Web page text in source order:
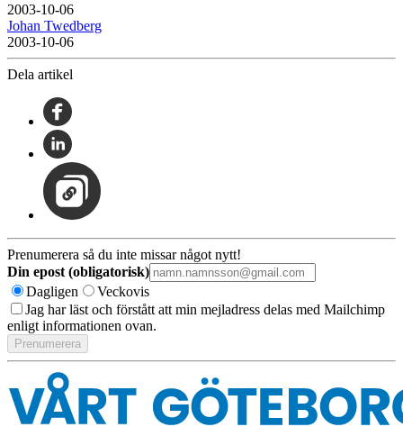
2003-10-06
Johan Twedberg
2003-10-06
Dela artikel
Prenumerera så du inte missar något nytt!
Din epost (obligatorisk)
Dagligen
Veckovis
Jag har läst och förstått att min mejladress delas med Mailchimp
enligt informationen ovan.